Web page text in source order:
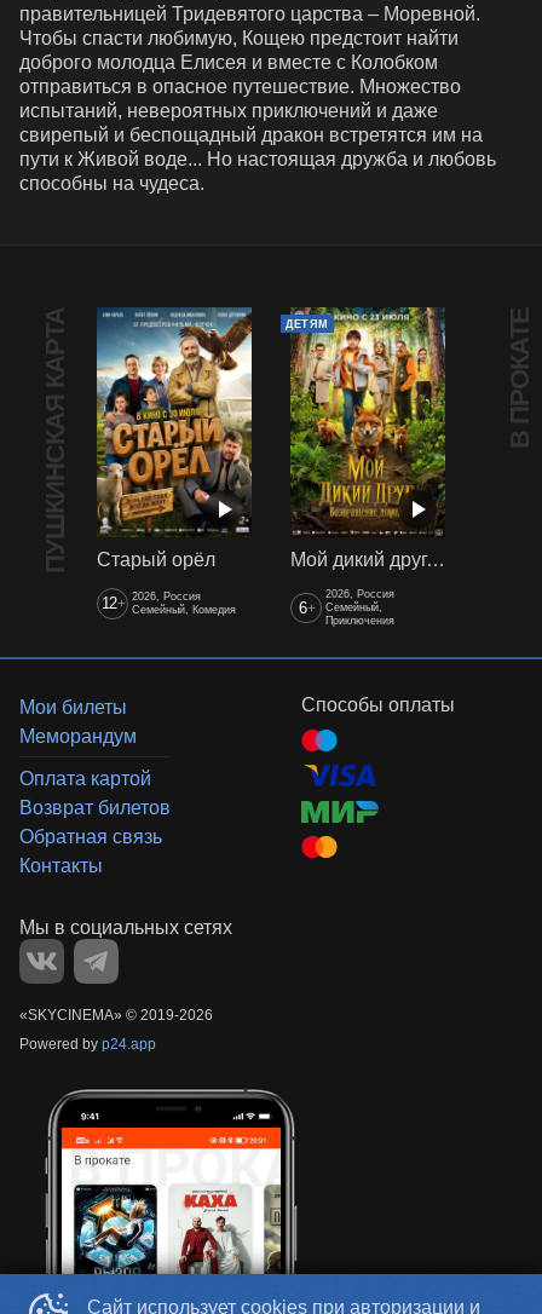
правительницей Тридевятого царства – Моревной.
Чтобы спасти любимую, Кощею предстоит найти
доброго молодца Елисея и вместе с Колобком
отправиться в опасное путешествие. Множество
испытаний, невероятных приключений и даже
свирепый и беспощадный дракон встретятся им на
пути к Живой воде... Но настоящая дружба и любовь
способны на чудеса.
ПУШКИНСКАЯ КАРТА Старый орёл
12+ 2026, Россия
Семейный, Комедия
ДЕТЯМ
Мой дикий друг. Возвращение домой
6+
2026, Россия
Семейный,
Приключения
В ПРОКАТЕ
Сайт использует cookies при авторизации и
Мои билеты
Меморандум
Оплата картой
Возврат билетов
Обратная связь
Контакты
Способы оплаты
«‎SKYCINEMA» © 2019-2026
Powered by p24.app